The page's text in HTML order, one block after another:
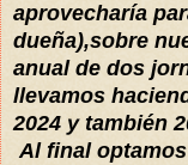
aprovecharía
dueña),sobre
anual de dos
llevamos
2024 y también
Al final